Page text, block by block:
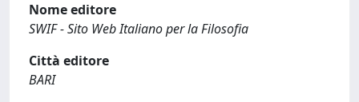
Nome editore
SWIF - Sito Web Italiano per la Filosofia
Città editore
BARI